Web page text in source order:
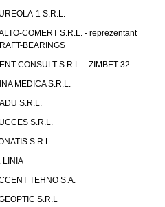
1 S.R.L.
COMERT S.R.L. - reprezentant
BEARINGS
CONSULT S.R.L. - ZIMBET 32
MEDICA S.R.L.
S.R.L.
S.R.L.
S.R.L.
LINIA
TEHNO S.A.
S.R.L